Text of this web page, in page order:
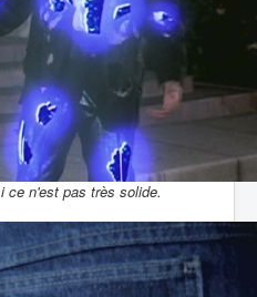
ce n'est pas très solide.